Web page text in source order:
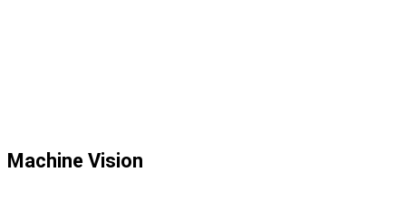
Machine Vision